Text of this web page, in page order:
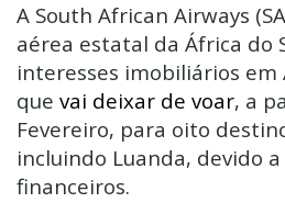
A South African Airways
aérea estatal da África do
interesses imobiliários em
que vai deixar de voar, a
Fevereiro, para oito
incluindo Luanda, devido
financeiros.